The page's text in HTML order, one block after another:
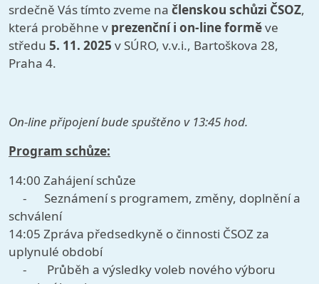
srdečně Vás tímto zveme na členskou schůzi ČSOZ,
která proběhne v prezenční i on-line forměve
středu 5. 11. 2025 v SÚRO, v.v.i., Bartoškova 28,
Praha 4.
On-line připojení bude spuštěno v 13:45 hod.
Program schůze:
14:00 Zahájení schůze
- Seznámení s programem, změny, doplnění a
schválení
14:05 Zpráva předsedkyně o činnosti ČSOZ za
uplynulé období
- Průběh a výsledky voleb nového výboru